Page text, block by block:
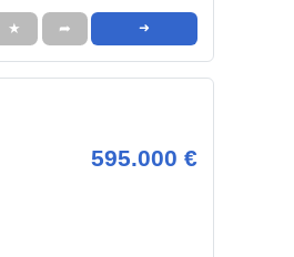
★ ➦ ➜
595.000 €